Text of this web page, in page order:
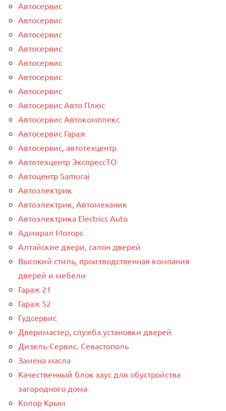
Автосервис
Автосервис
Автосервис
Автосервис
Автосервис
Автосервис
Автосервис
Автосервис Авто Плюс
Автосервис Автокомплекс
Автосервис Гараж
Автосервис, автотехцентр
Автотехцентр ЭкспрессТО
Автоцентр Samurai
Автоэлектрик
Автоэлектрик, Автомеханик
Автоэлектрика Electrics Auto
Адмирал Моторс
Алтайские двери, салон дверей
Высокий стиль, производственная компания
дверей и мебели
Гараж 21
Гараж 52
Гудсервис
Дверимастер, служба установки дверей
Дизель-Сервис. Севастополь
Замена масла
Качественный блок хаус для обустройства
загородного дома
Колор Крым